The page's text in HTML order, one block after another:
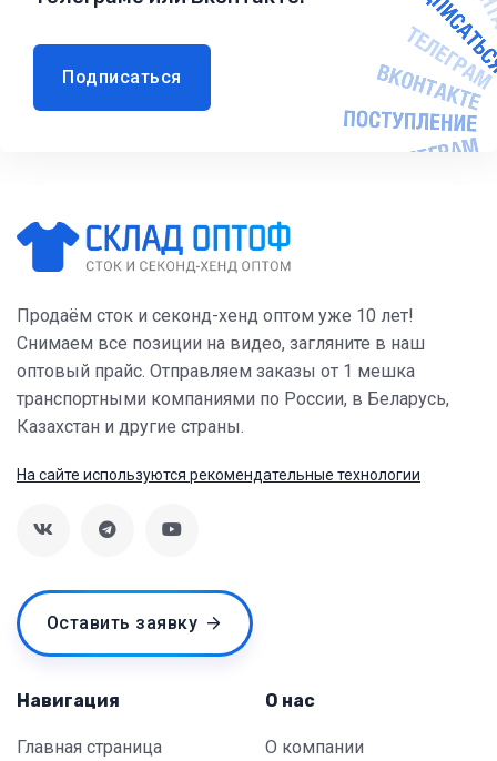
Подписаться
Продаём сток и секонд-хенд оптом уже 10 лет!
Снимаем все позиции на видео, загляните в наш
оптовый прайс. Отправляем заказы от 1 мешка
транспортными компаниями по России, в Беларусь,
Казахстан и другие страны.
На сайте используются рекомендательные технологии
Оставить заявку
Навигация
Главная страница
О нас
О компании